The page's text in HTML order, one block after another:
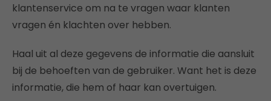
klantenservice om na te vragen waar klanten
vragen én klachten over hebben.
Haal uit al deze gegevens de informatie die aansluit
bij de behoeften van de gebruiker. Want het is deze
informatie, die hem of haar kan overtuigen.